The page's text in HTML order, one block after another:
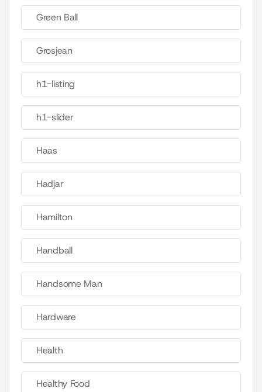
Green Ball
Grosjean
h1-listing
h1-slider
Haas
Hadjar
Hamilton
Handball
Handsome Man
Hardware
Health
Healthy Food